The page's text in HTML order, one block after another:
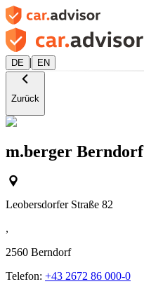
DE | EN
Zurück
m.berger Berndorf
Leobersdorfer Straße 82
,
2560 Berndorf
Telefon: +43 2672 86 000-0